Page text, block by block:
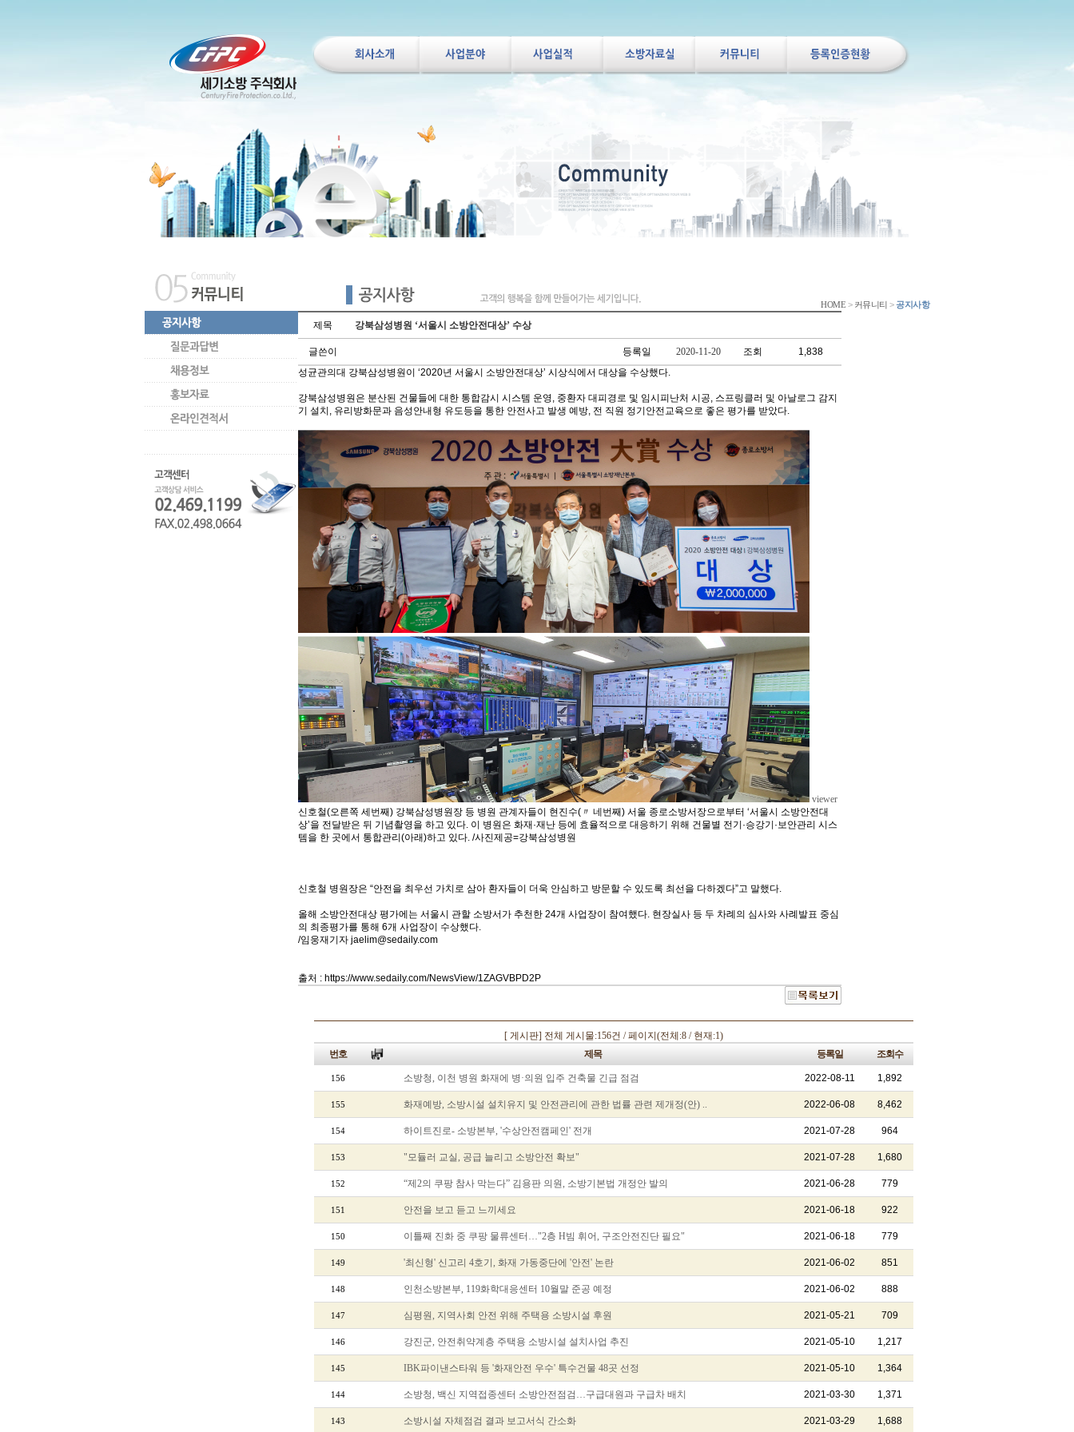
HOME > 커뮤니티 >공지사항
제목 강북삼성병원‘서울시 소방안전대상’ 수상
글쓴이 등록일 2020-11-20 조회
1,838
성균관의대강북삼성병원이 ‘2020년 서울시 소방안전대상’ 시상식에서 대상을 수상했다.
강북삼성병원은분산된 건물들에 대한 통합감시 시스템 운영, 중환자 대피경로 및 임시피난처 시공, 스프링클러 및 아날로그 감지
기설치, 유리방화문과 음성안내형 유도등을 통한 안전사고 발생 예방, 전 직원 정기안전교육으로 좋은 평가를 받았다.
viewer
신호철(오른쪽세번째) 강북삼성병원장 등 병원 관계자들이 현진수(〃 네번째) 서울 종로소방서장으로부터 ‘서울시 소방안전대
상’을전달받은 뒤 기념촬영을 하고 있다. 이 병원은 화재·재난 등에 효율적으로 대응하기 위해 건물별 전기·승강기·보안관리 시스
템을한 곳에서 통합관리(아래)하고 있다. /사진제공=강북삼성병원
신호철 병원장은 “안전을 최우선 가치로 삼아 환자들이 더욱 안심하고 방문할 수 있도록 최선을 다하겠다”고 말했다.
올해소방안전대상 평가에는 서울시 관할 소방서가 추천한 24개 사업장이 참여했다. 현장실사 등 두 차례의 심사와 사례발표 중심
의최종평가를 통해 6개 사업장이 수상했다.
/임웅재기자jaelim@sedaily.com
출처: https://www.sedaily.com/NewsView/1ZAGVBPD2P
[게시판] 전체 게시물:156건 / 페이지(전체:8 / 현재:1)
번호
제목 등록일 조회수
156 소방청, 이천 병원 화재에 병·의원 입주 건축물 긴급 점검 2022-08-11 1,892
155 화재예방, 소방시설 설치유지 및 안전관리에 관한 법률 관련 제개정(안) .. 2022-06-08 8,462
154 하이트진로- 소방본부, '수상안전캠페인' 전개 2021-07-28 964
153 "모듈러 교실, 공급 늘리고 소방안전 확보" 2021-07-28 1,680
152 “제2의 쿠팡 참사 막는다” 김용판 의원, 소방기본법 개정안 발의 2021-06-28 779
151 안전을 보고 듣고 느끼세요 2021-06-18 922
150 이틀째 진화 중 쿠팡 물류센터…"2층 H빔 휘어, 구조안전진단 필요" 2021-06-18 779
149 '최신형' 신고리 4호기, 화재 가동중단에 '안전' 논란 2021-06-02 851
148 인천소방본부, 119화학대응센터 10월말 준공 예정 2021-06-02 888
147 심평원, 지역사회 안전 위해 주택용 소방시설 후원 2021-05-21 709
146 강진군, 안전취약계층 주택용 소방시설 설치사업 추진 2021-05-10 1,217
145 IBK파이낸스타워 등 '화재안전 우수' 특수건물 48곳 선정 2021-05-10 1,364
144 소방청, 백신 지역접종센터 소방안전점검…구급대원과 구급차 배치 2021-03-30 1,371
143 소방시설 자체점검 결과 보고서식 간소화 2021-03-29 1,688